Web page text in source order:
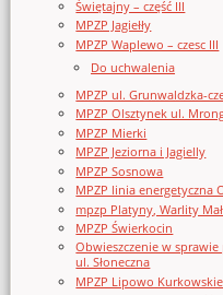
Świętajny – część III
MPZP Jagiełły
MPZP Waplewo – czesc III
Do uchwalenia
MPZP ul. Grunwaldzka-
MPZP Olsztynek ul.
MPZP Mierki
MPZP Jeziorna i Jagielly
MPZP Sosnowa
MPZP linia energetyczna
mpzp Platyny, Warlity
MPZP Świerkocin
Obwieszczenie w
ul. Słoneczna
MPZP Lipowo Kurkowskie